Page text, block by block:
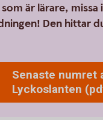
som är lärare, missa
Den hittar
Senaste numret
Lyckoslanten